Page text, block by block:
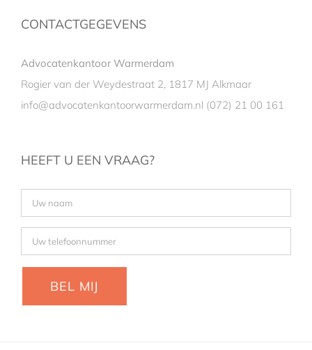
CONTACTGEGEVENS
Advocatenkantoor Warmerdam
Rogier van der Weydestraat 2, 1817 MJ Alkmaar
info@advocatenkantoorwarmerdam.nl (072) 21 00 161
HEEFT U EEN VRAAG?